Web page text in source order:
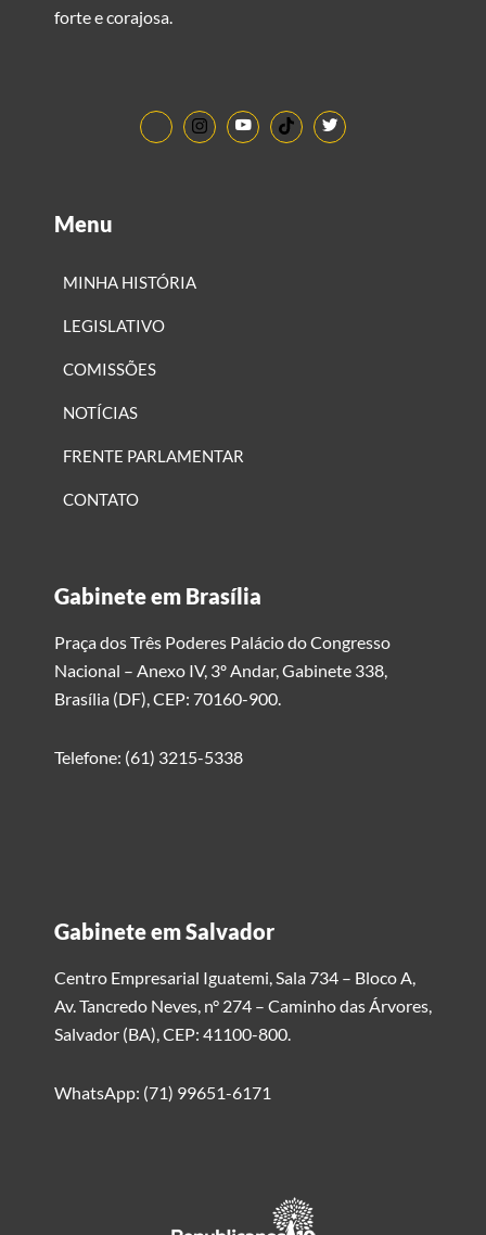
forte e corajosa.
Menu
MINHA HISTÓRIA
LEGISLATIVO
COMISSÕES
NOTÍCIAS
FRENTE PARLAMENTAR
CONTATO
Gabinete em Brasília
Praça dos Três Poderes Palácio do Congresso
Nacional – Anexo IV, 3º Andar, Gabinete 338,
Brasília (DF), CEP: 70160-900.
Telefone: (61) 3215-5338
Gabinete em Salvador
Centro Empresarial Iguatemi, Sala 734 – Bloco A,
Av. Tancredo Neves, n° 274 – Caminho das Árvores,
Salvador (BA), CEP: 41100-800.
WhatsApp: (71) 99651-6171